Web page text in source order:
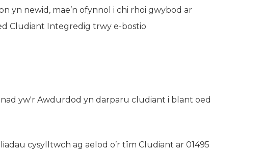
yn newid, mae’n ofynnol i chi rhoi gwybod ar
Cludiant Integredig trwy e-bostio
yw'r Awdurdod yn darparu cludiant i blant oed
cysylltwch ag aelod o’r tîm Cludiant ar 01495